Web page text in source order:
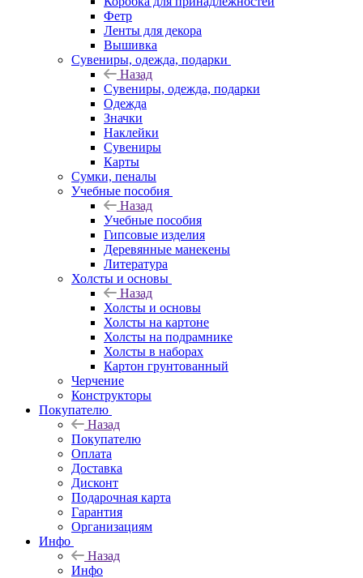
Фетр
Ленты для декора
Вышивка
Сувениры, одежда, подарки
Назад
Сувениры, одежда, подарки
Одежда
Значки
Наклейки
Сувениры
Карты
Сумки, пеналы
Учебные пособия
Назад
Учебные пособия
Гипсовые изделия
Деревянные манекены
Литература
Холсты и основы
Назад
Холсты и основы
Холсты на картоне
Холсты на подрамнике
Холсты в наборах
Картон грунтованный
Черчение
Конструкторы
Покупателю
Назад
Покупателю
Оплата
Доставка
Дисконт
Подарочная карта
Гарантия
Организациям
Инфо
Назад
Инфо